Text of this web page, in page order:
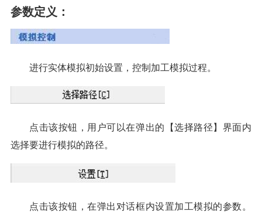
参数定义：
进行实体模拟初始设置，控制加工模拟过程。
点击该按钮，用户可以在弹出的【选择路径】界面内
选择要进行模拟的路径。
点击该按钮，在弹出对话框内设置加工模拟的参数。